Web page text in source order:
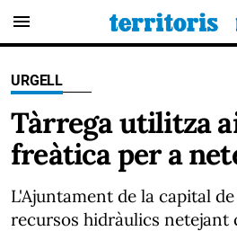
menu
URGELL
Tàrrega utilitza
freàtica per a
L'Ajuntament de la capital
recursos hidràulics netejant